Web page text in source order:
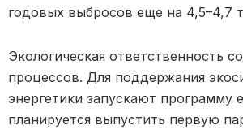
годовых выбросов еще на 4,5–4,7
Экологическая ответственность
процессов. Для поддержания
энергетики запускают программу
планируется выпустить первую